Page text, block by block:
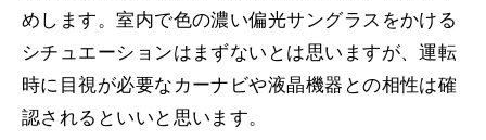
めします。室内で色の濃い偏光サングラスをかける
シチュエーションはまずないとは思いますが、運転
時に目視が必要なカーナビや液晶機器との相性は確
認されるといいと思います。